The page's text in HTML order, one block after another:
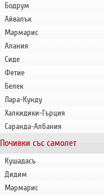
Бодрум
Айвалък
Мармарис
Алания
Сиде
Фетие
Белек
Лара-Кунду
Халкидики-Гърция
Саранда-Албания
Почивки със самолет
Кушадасъ
Дидим
Мармарис